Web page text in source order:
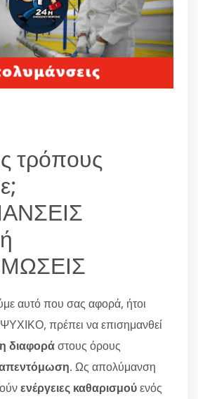
τρόπους
αυτό που σας αφορά, ήτοι
πρέπει να επισημανθεί
διαφοράστους όρους
. Ως απολύμανση
ενέργειες καθαρισμούενός